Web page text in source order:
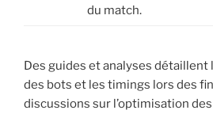
du match.
Des guides et analyses détaillent
des bots et les timings lors des
discussions sur l’optimisation